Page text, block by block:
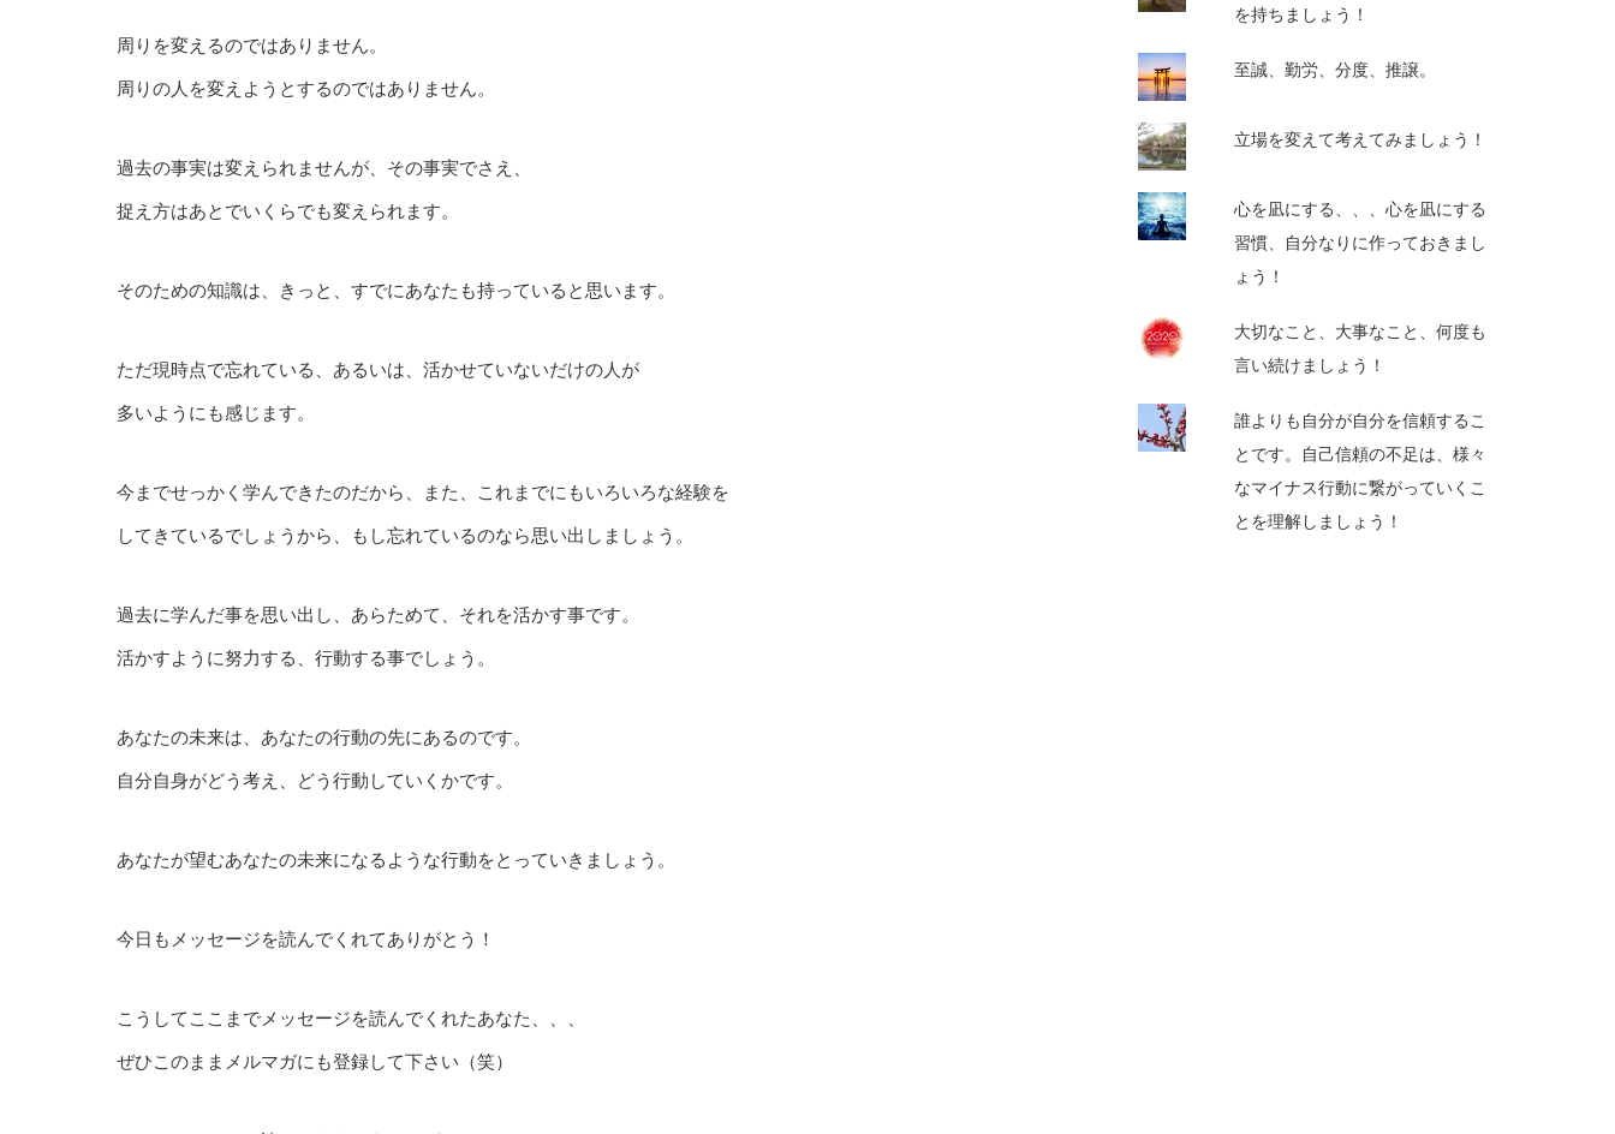
周りを変えるのではありません。
周りの人を変えようとするのではありません。
過去の事実は変えられませんが、その事実でさえ、
捉え方はあとでいくらでも変えられます。
そのための知識は、きっと、すでにあなたも持っていると思います。
ただ現時点で忘れている、あるいは、活かせていないだけの人が
多いようにも感じます。
今までせっかく学んできたのだから、また、これまでにもいろいろな経験を
してきているでしょうから、もし忘れているのなら思い出しましょう。
過去に学んだ事を思い出し、あらためて、それを活かす事です。
活かすように努力する、行動する事でしょう。
あなたの未来は、あなたの行動の先にあるのです。
自分自身がどう考え、どう行動していくかです。
あなたが望むあなたの未来になるような行動をとっていきましょう。
今日もメッセージを読んでくれてありがとう！
こうしてここまでメッセージを読んでくれたあなた、、、
ぜひこのままメルマガにも登録して下さい（笑）
を持ちましょう！
至誠、勤労、分度、推譲。
立場を変えて考えてみましょう！
心を凪にする、、、心を凪にする
習慣、自分なりに作っておきまし
ょう！
大切なこと、大事なこと、何度も
言い続けましょう！
誰よりも自分が自分を信頼するこ
とです。自己信頼の不足は、様々
なマイナス行動に繋がっていくこ
とを理解しましょう！